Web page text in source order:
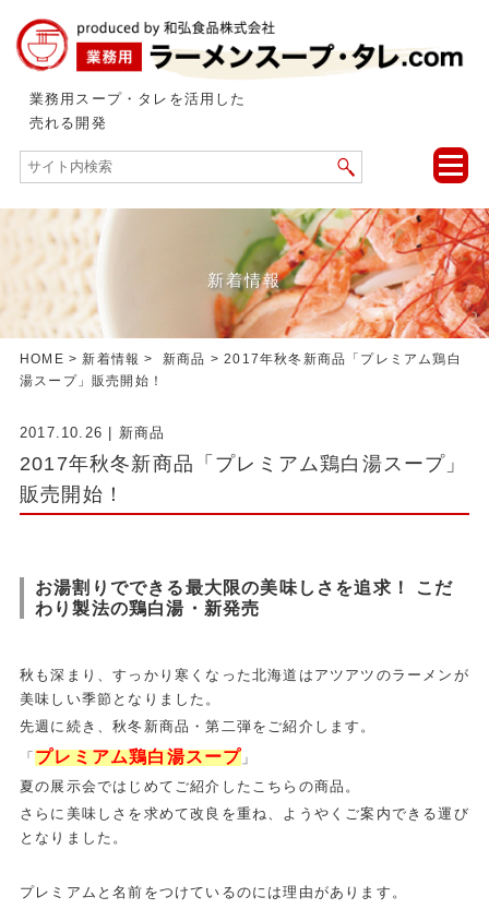
業務用スープ・タレを活用した
売れる開発
toggle
新着情報
HOME >新着情報 > 新商品 > 2017年秋冬新商品「プレミアム鶏白
湯スープ」販売開始！
2017.10.26 | 新商品
2017年秋冬新商品「プレミアム鶏白湯スープ」
販売開始！
お湯割りでできる最大限の美味しさを追求！ こだ
わり製法の鶏白湯・新発売
秋も深まり、すっかり寒くなった北海道はアツアツのラーメンが
美味しい季節となりました。
先週に続き、秋冬新商品・第二弾をご紹介します。
「 プレミアム鶏白湯スープ 」
夏の展示会ではじめてご紹介したこちらの商品。
さらに美味しさを求めて改良を重ね、ようやくご案内できる運び
となりました。
プレミアムと名前をつけているのには理由があります。